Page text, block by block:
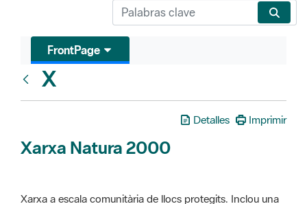
FrontPage
X
Detalles Imprimir
Xarxa Natura 2000
Xarxa a escala comunitària de llocs protegits. Inclou una